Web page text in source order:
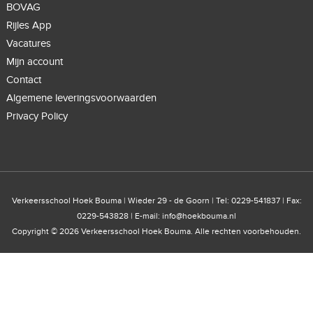
BOVAG
Rijles App
Vacatures
Mijn account
Contact
Algemene leveringsvoorwaarden
Privacy Policy
Verkeersschool Hoek Bouma | Wieder 29 - de Goorn | Tel: 0229-541837 | Fax:
0229-543828 | E-mail: info@hoekbouma.nl
Copyright © 2026 Verkeersschool Hoek Bouma. Alle rechten voorbehouden.